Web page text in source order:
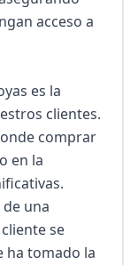
acceso a
es la
clientes.
comprar
en la
una
se
ha tomado la